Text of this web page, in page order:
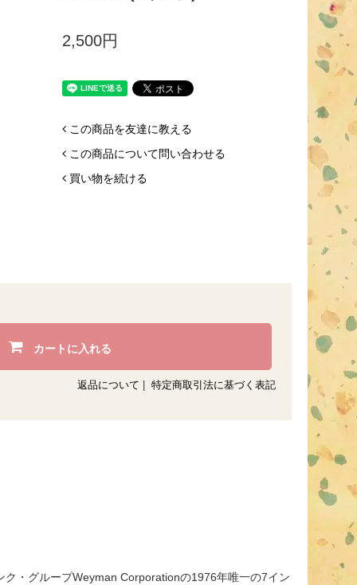
2,500円
この商品を友達に教える
この商品について問い合わせる
買い物を続ける
カートに入れる
返品について 特定商取引法に基づく表記
・グループWeyman Corporationの1976年唯一の7イン